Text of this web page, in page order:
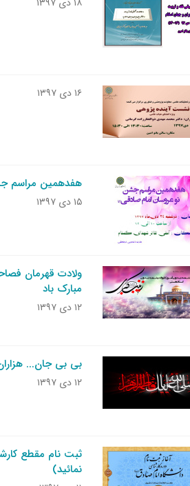
۱۶ دی ۱۳۹۷
هفدهمین مراسم
۱۵ دی ۱۳۹۷
ولادت قهرمان
مبارک باد
۱۲ دی ۱۳۹۷
بی بی جان...
۱۲ دی ۱۳۹۷
ثبت نام مقطع
نمائید)